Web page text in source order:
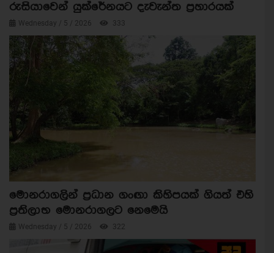
රුසියාවෙන් යුක්රේනයට දැවැන්ත ප්‍රහාරයක්
Wednesday / 5 / 2026 333
මොනරාගලින් ප්‍රධාන ගංඟා කිහිපයක් ගියත් එහි
ප්‍රතිලාභ මොනරාගලට නෙමෙයි
Wednesday / 5 / 2026 322